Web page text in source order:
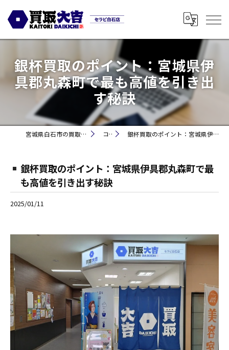
銀杯買取のポイント：宮城県伊
具郡丸森町で最も高値を引き出
す秘訣
宮城県白石市の買取なら買取大吉セラビ白石店 コラム 銀杯買取のポイント：宮城県伊具郡丸森町で最も高値を引き出す秘訣
銀杯買取のポイント：宮城県伊具郡丸森町で最
も高値を引き出す秘訣
2025/01/11